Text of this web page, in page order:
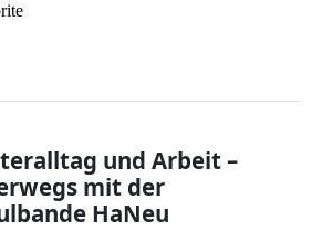
und Arbeit –
mit der
HaNeu